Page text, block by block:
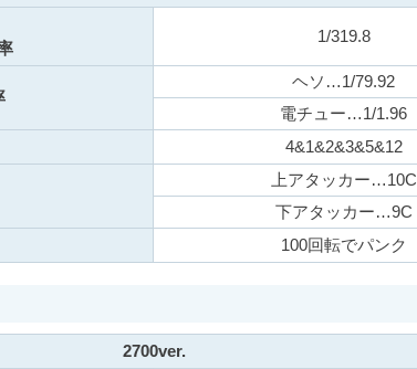
1/319.8
ヘソ…1/79.92
電チュー…1/1.96
4&1&2&3&5&12
上アタッカー…10C
下アタッカー…9C
100回転でパンク
2700ver.